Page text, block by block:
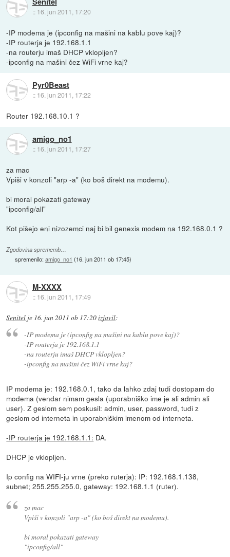
:: 16. jun 2011, 17:20
-IP modema je (ipconfig na mašini na kablu pove kaj)?
-IP routerja je 192.168.1.1
-na routerju imaš DHCP vklopljen?
-ipconfig na mašini čez WiFi vrne kaj?
Pyr0Beast
:: 16. jun 2011, 17:22
Router 192.168.10.1 ?
amigo_no1
:: 16. jun 2011, 17:27
za mac
Vpiši v konzoli "arp -a" (ko boš direkt na modemu).
bi moral pokazati gateway
"ipconfig/all"
Kot pišejo eni nizozemci naj bi bil genexis modem na 192.168.0.1 ?
Zgodovina sprememb…
spremenilo:amigo_no1 (16. jun 2011 ob 17:45)
M-XXXX
:: 16. jun 2011, 17:49
Senitel je 16. jun 2011 ob 17:20izjavil:
-IP modema je (ipconfig na mašini na kablu pove kaj)?
-IP routerja je 192.168.1.1
-na routerju imaš DHCP vklopljen?
-ipconfig na mašini čez WiFi vrne kaj?
IP modema je: 192.168.0.1, tako da lahko zdaj tudi dostopam do
modema (vendar nimam gesla (uporabniško ime je ali admin ali
user). Z geslom sem poskusil: admin, user, password, tudi z
geslom od interneta in uporabniškim imenom od interneta.
-IP routerja je 192.168.1.1: DA.
DHCP je vklopljen.
Ip config na WIFI-ju vrne (preko ruterja): IP: 192.168.1.138,
subnet; 255.255.255.0, gateway: 192.168.1.1 (ruter).
za mac
Vpiši v konzoli "arp -a" (ko boš direkt na modemu).
bi moral pokazati gateway
"ipconfig/all"